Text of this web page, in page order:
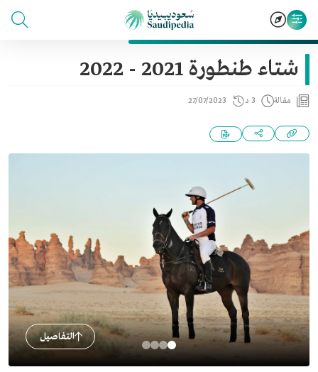
شتاء طنطورة 2021 - 2022
مقالة 3 د 27/07/2023
التفاصيل